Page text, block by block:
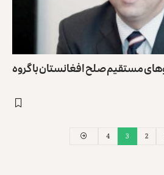
مستقیم صلح افغانستان با گروه
2
3
4